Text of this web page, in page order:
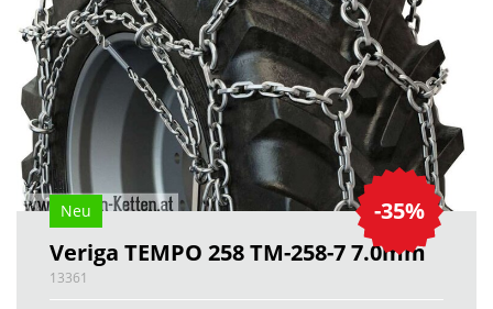
-35%
Neu
Veriga TEMPO 258 TM-258-7 7.0mm
13361